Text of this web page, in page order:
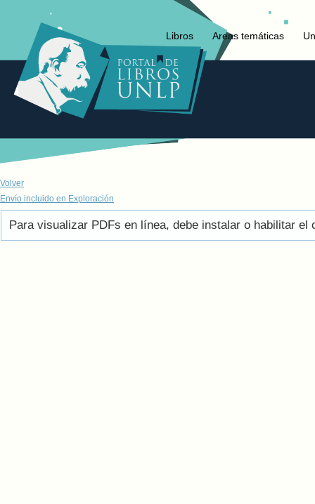
Libros Areas temáticas
Volver
Envío incluido en Exploración
Para visualizar PDFs en línea, debe instalar o habilitar el